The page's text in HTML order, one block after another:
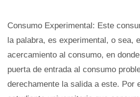
Consumo Experimental: Este
la palabra, es experimental, o sea,
acercamiento al consumo, en
puerta de entrada al consumo
derechamente la salida a este. Por